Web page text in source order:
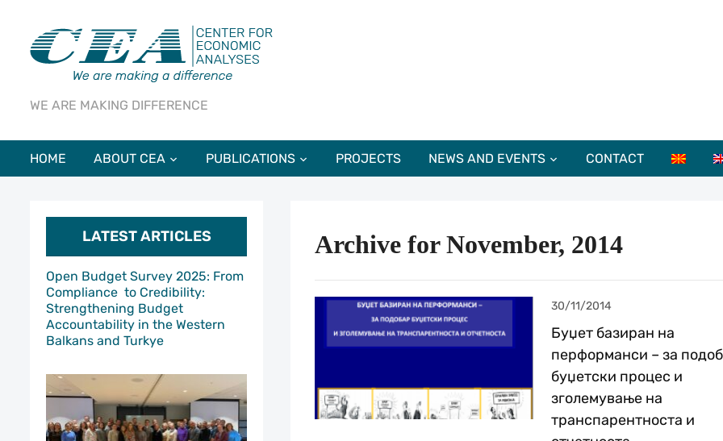
WE ARE MAKING DIFFERENCE
HOME ABOUT CEA PUBLICATIONS PROJECTS NEWS AND EVENTS CONTACT
LATEST ARTICLES
Open Budget Survey 2025: From
Compliance to Credibility:
Strengthening Budget
Accountability in the Western
Balkans and Turkye
Archive for November, 2014
30/11/2014
Буџет базиран на
перформанси – за
буџетски процес и
зголемување на
транспарентноста и